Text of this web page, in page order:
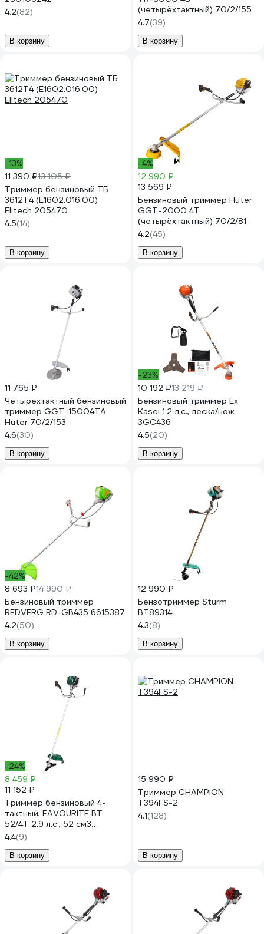
4.2(82)
В корзину
(четырёхтактный) 70/2/155
4.7(39)
В корзину
-13%
11 390 ₽13 105 ₽
Триммер бензиновый ТБ
3612T4 (E1602.016.00)
Elitech 205470
4.5(14)
В корзину
-4%
12 990 ₽
13 569 ₽
Бензиновый триммер Huter
GGT-2000 4Т
(четырёхтактный) 70/2/81
4.2(45)
В корзину
11 765 ₽
Четырехтактный бензиновый
триммер GGT-15004ТA
Huter 70/2/153
4.6(30)
В корзину
-23%
10 192 ₽13 219 ₽
Бензиновый триммер Ex
Kasei 1.2 л.с., леска/нож
3GC436
4.5(20)
В корзину
-42%
8 693 ₽14 990 ₽
Бензиновый триммер
REDVERG RD-GB435 6615387
4.2(50)
В корзину
12 990 ₽
Бензотриммер Sturm
BT89314
4.3(8)
В корзину
-24%
8 459 ₽
11 152 ₽
Триммер бензиновый 4-
тактный, FAVOURITE BT
52/4T 2,9 л.с., 52 см3
133200452
4.4(9)
В корзину
15 990 ₽
Триммер CHAMPION
Т394FS-2
4.1(128)
В корзину